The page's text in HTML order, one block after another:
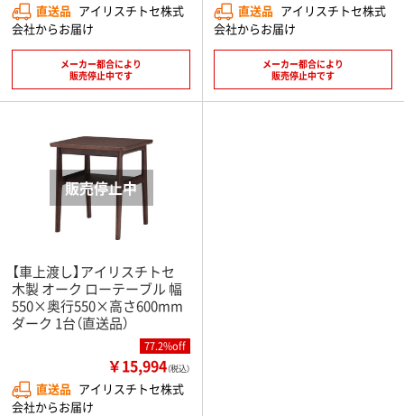
直送品 アイリスチトセ株式
会社からお届け
メーカー都合により
販売停止中です
直送品 アイリスチトセ株式
会社からお届け
メーカー都合により
販売停止中です
【車上渡し】アイリスチトセ
木製 オーク ローテーブル 幅
550×奥行550×高さ600mm
ダーク 1台（直送品）
77.2%off
￥15,994（税込）
直送品 アイリスチトセ株式
会社からお届け